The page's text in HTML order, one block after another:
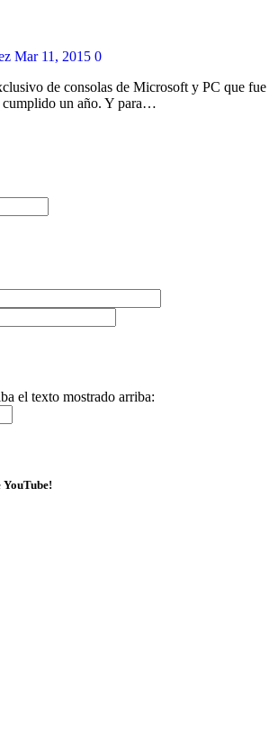
Mar 11, 2015 0
de consolas de Microsoft y PC que fue
cumplido un año. Y para…
el texto mostrado arriba:
YouTube!